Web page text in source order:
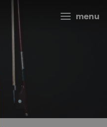
menu